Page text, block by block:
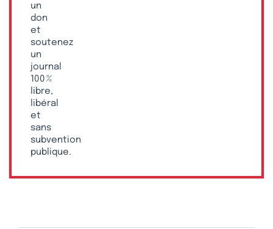
un
don
et
soutenez
un
journal
100 %
libre,
libéral
et
sans
subvention
publique.